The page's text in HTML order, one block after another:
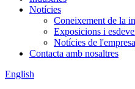
Notícies
Coneixement de la
Exposicions i
Notícies de l'empresa
Contacta amb nosaltres
English